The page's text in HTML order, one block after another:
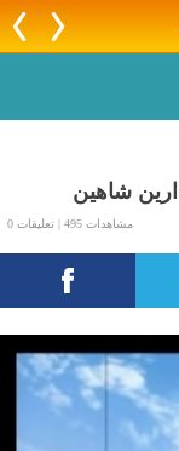
مشاهدات 495 | تعليقات 0